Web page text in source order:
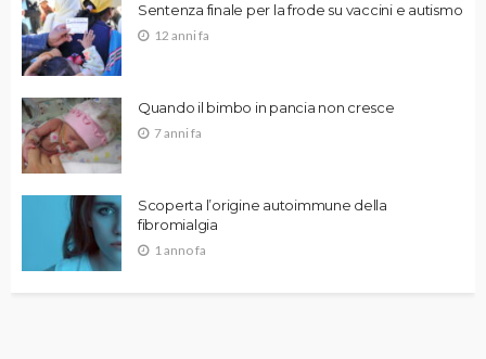
Sentenza finale per la frode su vaccini e autismo
12 anni fa
Quando il bimbo in pancia non cresce
7 anni fa
Scoperta l’origine autoimmune della
fibromialgia
1 anno fa